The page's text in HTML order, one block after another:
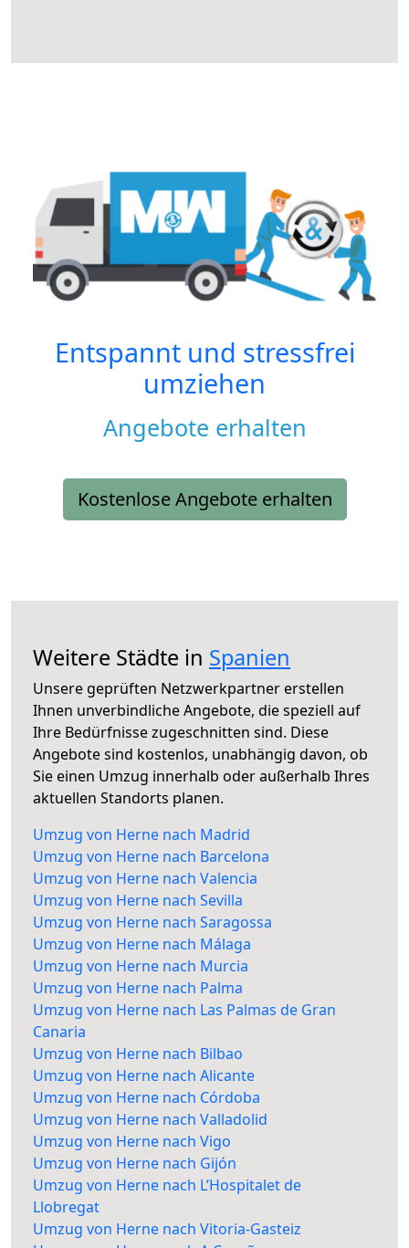
Entspannt und stressfrei
umziehen
Angebote erhalten
Kostenlose Angebote erhalten
Weitere Städte in Spanien
Unsere geprüften Netzwerkpartner erstellen
Ihnen unverbindliche Angebote, die speziell auf
Ihre Bedürfnisse zugeschnitten sind. Diese
Angebote sind kostenlos, unabhängig davon, ob
Sie einen Umzug innerhalb oder außerhalb Ihres
aktuellen Standorts planen.
Umzug von Herne nach Madrid
Umzug von Herne nach Barcelona
Umzug von Herne nach Valencia
Umzug von Herne nach Sevilla
Umzug von Herne nach Saragossa
Umzug von Herne nach Málaga
Umzug von Herne nach Murcia
Umzug von Herne nach Palma
Umzug von Herne nach Las Palmas de Gran
Canaria
Umzug von Herne nach Bilbao
Umzug von Herne nach Alicante
Umzug von Herne nach Córdoba
Umzug von Herne nach Valladolid
Umzug von Herne nach Vigo
Umzug von Herne nach Gijón
Umzug von Herne nach L’Hospitalet de
Llobregat
Umzug von Herne nach Vitoria-Gasteiz